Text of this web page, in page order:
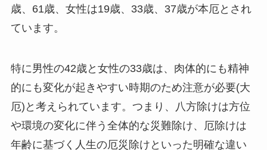
歳、61歳、女性は19歳、33歳、37歳が本厄とされ
ています。
特に男性の42歳と女性の33歳は、肉体的にも精神
的にも変化が起きやすい時期のため注意が必要(大
厄)と考えられています。つまり、八方除けは方位
や環境の変化に伴う全体的な災難除け、厄除けは
年齢に基づく人生の厄災除けといった明確な違い